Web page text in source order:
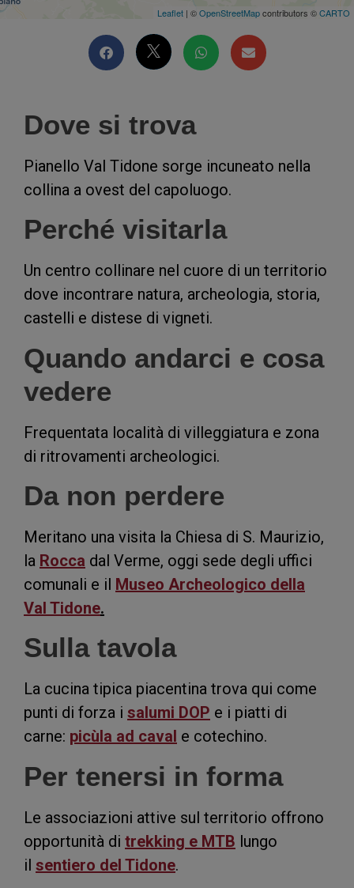
Leaflet | ©OpenStreetMapcontributors ©CARTO
Dove si trova
Pianello Val Tidone sorge incuneato nella
collina a ovest del capoluogo.
Perché visitarla
Un centro collinare nel cuore di un territorio
dove incontrare natura, archeologia, storia,
castelli e distese di vigneti.
Quando andarci e cosa
vedere
Frequentata località di villeggiatura e zona
di ritrovamenti archeologici.
Da non perdere
Meritano una visita la Chiesa di S. Maurizio,
la Rocca dal Verme, oggi sede degli uffici
comunali e il Museo Archeologico della
Val Tidone.
Sulla tavola
La cucina tipica piacentina trova qui come
punti di forza i salumi DOP e i piatti di
carne: picùla ad caval e cotechino.
Per tenersi in forma
Le associazioni attive sul territorio offrono
opportunità di trekking e MTB lungo
il sentiero del Tidone.